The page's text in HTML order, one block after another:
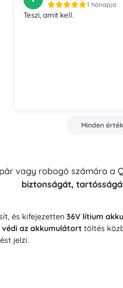
1 hónapja
Teszi, amit kell.
Minden
vagy robogó számára a
biztonságát,
és kifejezetten 36V lítium
az akkumulátort töltés
jelzi.